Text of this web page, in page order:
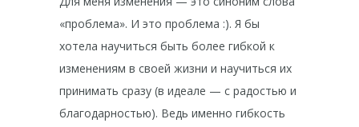
«проблема». И это проблема :). Я бы
хотела научиться быть более гибкой к
изменениям в своей жизни и научиться их
принимать сразу (в идеале — с радостью и
благодарностью). Ведь именно гибкость